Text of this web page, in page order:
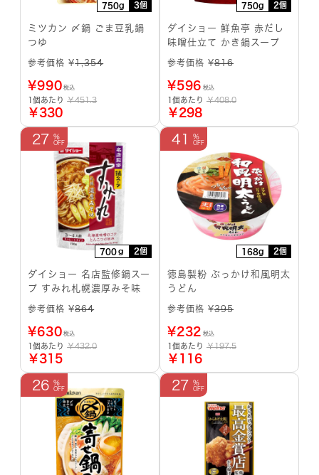
750g 3個
ミツカン 〆鍋 ごま豆乳鍋
つゆ
参考価格 ¥1,354
¥990 税込
1個あたり￥451.3
￥330
750g 2個
ダイショー 鮮魚亭 赤だし
味噌仕立て かき鍋スープ
参考価格 ¥816
¥596 税込
1個あたり ￥408.0
￥298
700ｇ 2個
27
ダイショー 名店監修鍋スー
プ すみれ札幌濃厚みそ味
参考価格 ¥864
¥630 税込
1個あたり￥432.0
￥315
168g 2個
41
徳島製粉 ぶっかけ和風明太
うどん
参考価格 ¥395
¥232 税込
1個あたり ￥197.5
￥116
26 27